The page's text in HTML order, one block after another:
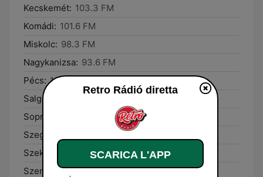
Kecskemét: 103.3 FM
Komádi: 101.6 FM
Miskolc: 98.3 FM
Nagykanizsa: 93.6 FM
Pécs: 105.5 FM
Salgótarján:
Sopron:
Szeged:
Szekszárd:
98.4 FM
Szentes: 95.7 FM
Retro Rádió diretta
SCARICA L'APP